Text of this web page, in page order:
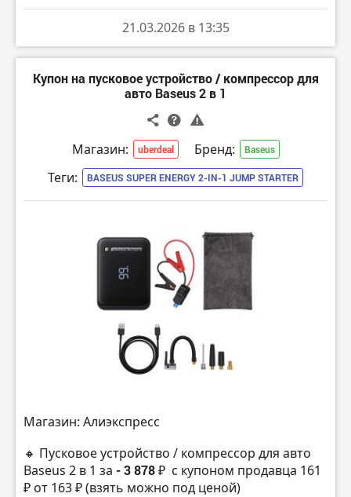
21.03.2026 в 13:35
Купон на пусковое устройство / компрессор для
авто Baseus 2 в 1
Магазин: uberdeal Бренд: Baseus
Теги: BASEUS SUPER ENERGY 2-IN-1 JUMP STARTER
Магазин: Алиэкспресс
🔸 Пусковое устройство / компрессор для авто
Baseus 2 в 1 за - 3 878 ₽ с купоном продавца 161
₽ от 163 ₽ (взять можно под ценой)